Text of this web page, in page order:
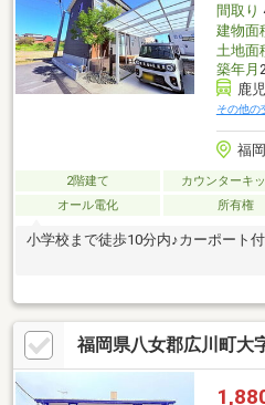
間取り
建物面
土地面
築年月
鹿
その他の
福
2階建て カウンターキ
オール電化
所有権
小学校まで徒歩10分内♪カーポート
福岡県八女郡広川町大